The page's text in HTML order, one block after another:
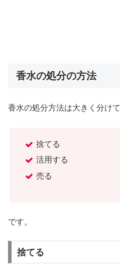
香水の処分の方法
香水の処分方法は大きく分けて
捨てる
活用する
売る
です。
捨てる